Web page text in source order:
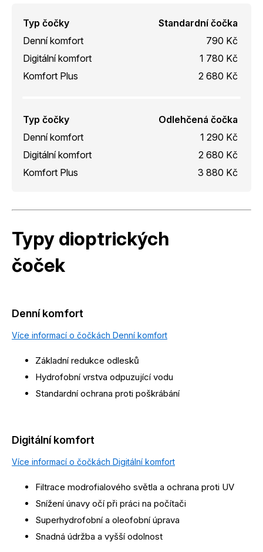
Typ čočky
Standardní čočka
Denní komfort
790 Kč
Digitální komfort
1 780 Kč
Komfort Plus
2 680 Kč
Typ čočky
Odlehčená čočka
Denní komfort
1 290 Kč
Digitální komfort
2 680 Kč
Komfort Plus
3 880 Kč
Typy dioptrických
čoček
Denní komfort
Více informací o čočkách Denní komfort
Základní redukce odlesků
Hydrofobní vrstva odpuzující vodu
Standardní ochrana proti poškrábání
Digitální komfort
Více informací o čočkách Digitální komfort
Filtrace modrofialového světla a ochrana proti UV
Snížení únavy očí při práci na počítači
Superhydrofobní a oleofobní úprava
Snadná údržba a vyšší odolnost